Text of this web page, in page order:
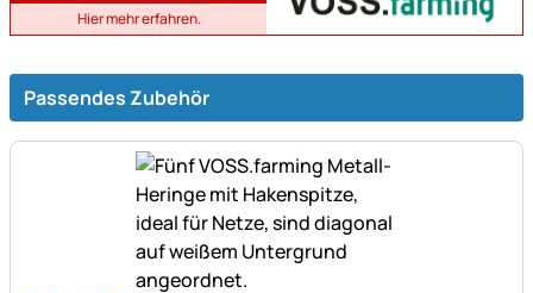
Hier mehr erfahren.
Passendes Zubehör